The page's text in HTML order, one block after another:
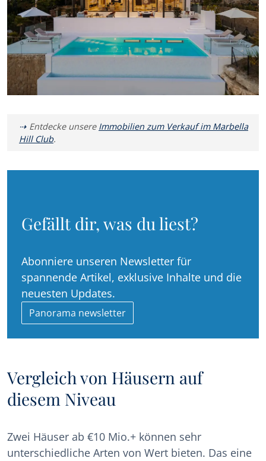
Entdecke unsere Immobilien zum Verkauf im Marbella
Hill Club.
Gefällt dir, was du liest?
Abonniere unseren Newsletter für
spannende Artikel, exklusive Inhalte und die
neuesten Updates.
Panorama newsletter
Vergleich von Häusern auf
diesem Niveau
Zwei Häuser ab €10 Mio.+ können sehr
unterschiedliche Arten von Wert bieten. Das eine